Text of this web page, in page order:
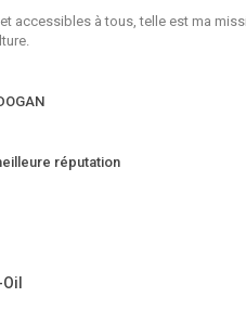
accessibles à tous, telle est ma
réputation